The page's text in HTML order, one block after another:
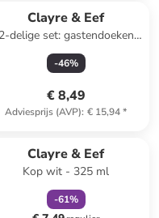
Clayre & Eef
2-delige set: gastendoeken
rood/groen - (L)66 x (B)40
cm
-46%
€ 8,49
Adviesprijs (AVP): € 15,94*
Clayre & Eef
Kop wit - 325 ml
-61%